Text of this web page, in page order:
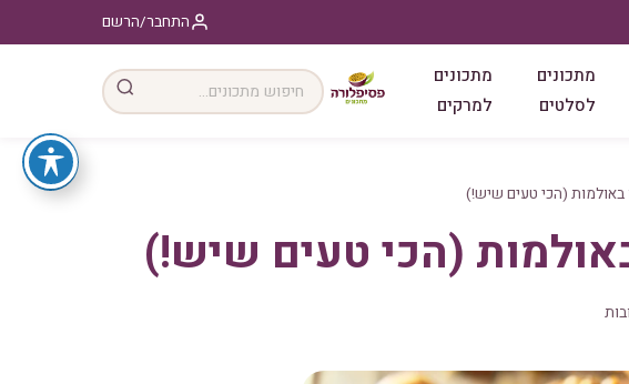
התחבר/הרשם
מתכונים
לסלטים
מתכונים
למרקים
באולמות (הכי טעים שיש!)
(הכי טעים שיש!)